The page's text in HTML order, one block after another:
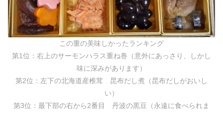
この重の美味しかったランキング
第1位：右上のサーモンハラス重ね巻（意外にあっさり、しかし
味に深みがあります）
第2位：左下の北海道産椎茸 昆布だし煮（昆布だしがおいし
い）
第3位：最下部の右から2番目 丹波の黒豆（永遠に食べられま